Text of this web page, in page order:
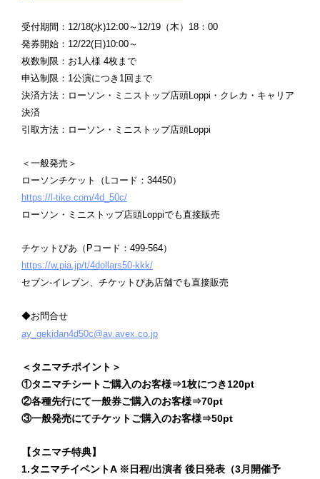
受付期間：12/18(水)12:00～12/19（木）18：00
発券開始：12/22(日)10:00～
枚数制限：お1人様 4枚まで
申込制限：1公演につき1回まで
決済方法：ローソン・ミニストップ店頭Loppi・クレカ・キャリア
決済
引取方法：ローソン・ミニストップ店頭Loppi
＜一般発売＞
ローソンチケット（Lコード：34450）
https://l-tike.com/4d_50c/
ローソン・ミニストップ店頭Loppiでも直接販売
チケットぴあ（Pコード：499-564）
https://w.pia.jp/t/4dollars50-kkk/
セブン-イレブン、チケットぴあ店舗でも直接販売
◆お問合せ
ay_gekidan4d50c@av.avex.co.jp
＜タニマチポイント＞
①タニマチシートご購入のお客様⇒1枚につき120pt
②各種先行にて一般券ご購入のお客様⇒70pt
③一般発売にてチケットご購入のお客様⇒50pt
【タニマチ特典】
1.タニマチイベントA ※日程/出演者 後日発表（3月開催予